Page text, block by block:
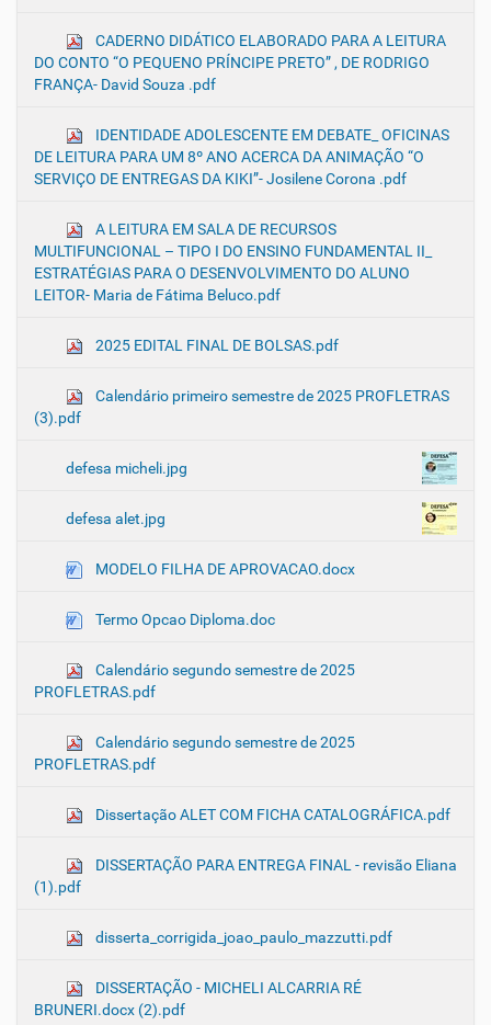
CADERNO DIDÁTICO ELABORADO PARA A LEITURA
DO CONTO “O PEQUENO PRÍNCIPE PRETO” , DE RODRIGO
FRANÇA- David Souza .pdf
IDENTIDADE ADOLESCENTE EM DEBATE_ OFICINAS
DE LEITURA PARA UM 8º ANO ACERCA DA ANIMAÇÃO “O
SERVIÇO DE ENTREGAS DA KIKI”- Josilene Corona .pdf
A LEITURA EM SALA DE RECURSOS
MULTIFUNCIONAL – TIPO I DO ENSINO FUNDAMENTAL II_
ESTRATÉGIAS PARA O DESENVOLVIMENTO DO ALUNO
LEITOR- Maria de Fátima Beluco.pdf
2025 EDITAL FINAL DE BOLSAS.pdf
Calendário primeiro semestre de 2025 PROFLETRAS
(3).pdf
defesa micheli.jpg
defesa alet.jpg
MODELO FILHA DE APROVACAO.docx
Termo Opcao Diploma.doc
Calendário segundo semestre de 2025
PROFLETRAS.pdf
Calendário segundo semestre de 2025
PROFLETRAS.pdf
Dissertação ALET COM FICHA CATALOGRÁFICA.pdf
DISSERTAÇÃO PARA ENTREGA FINAL - revisão Eliana
(1).pdf
disserta_corrigida_joao_paulo_mazzutti.pdf
DISSERTAÇÃO - MICHELI ALCARRIA RÉ
BRUNERI.docx (2).pdf